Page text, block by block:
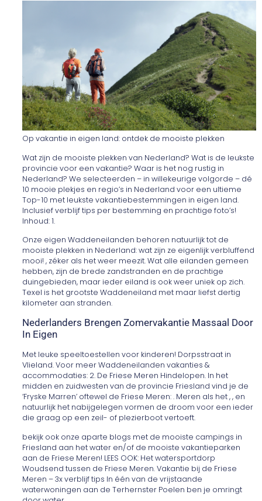
Op vakantie in eigen land: ontdek de mooiste plekken
Wat zijn de mooiste plekken van Nederland? Wat is de leukste
provincie voor een vakantie? Waar is het nog rustig in
Nederland? We selecteerden – in willekeurige volgorde – dé
10 mooie plekjes en regio’s in Nederland voor een ultieme
Top-10 met leukste vakantiebestemmingen in eigen land.
Inclusief verblijf tips per bestemming en prachtige foto’s!
Inhoud: 1.
Onze eigen Waddeneilanden behoren natuurlijk tot de
mooiste plekken in Nederland: wat zijn ze eigenlijk verbluffend
mooi! , zéker als het weer meezit. Wat alle eilanden gemeen
hebben, zijn de brede zandstranden en de prachtige
duingebieden, maar ieder eiland is ook weer uniek op zich.
Texel is het grootste Waddeneiland met maar liefst dertig
kilometer aan stranden.
Nederlanders Brengen Zomervakantie Massaal Door
In Eigen
Met leuke speeltoestellen voor kinderen! Dorpsstraat in
Vlieland. Voor meer Waddeneilanden vakanties &
accommodaties: 2. De Friese Meren Hindelopen. In het
midden en zuidwesten van de provincie Friesland vind je de
‘Fryske Marren’ oftewel de Friese Meren: . Meren als het , , en
natuurlijk het nabijgelegen vormen de droom voor een ieder
die graag op een zeil- of plezierboot vertoeft.
bekijk ook onze aparte blogs met de mooiste campings in
Friesland aan het water en/of de mooiste vakantieparken
aan de Friese Meren! LEES OOK: Het watersportdorp
Woudsend tussen de Friese Meren. Vakantie bij de Friese
Meren – 3x verblijf tips In één van de vrijstaande
waterwoningen aan de Terhernster Poelen ben je omringt